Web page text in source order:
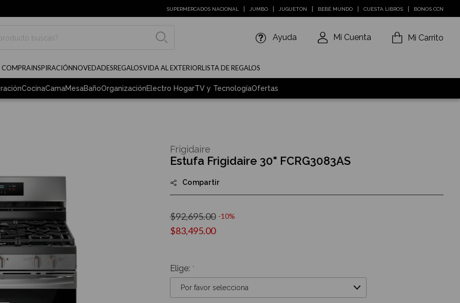
SUPERMERCADOS NACIONAL JUMBO JUGUETÓN BEBÉ MUNDO CUESTA LIBROS BONOS CCN
Ayuda Mi Cuenta Mi Carrito
COMPRAINSPIRACIÓNNOVEDADESREGALOSVIDA AL EXTERIORLISTA DE REGALOS
CocinaCamaMesaBañoOrganizaciónElectro HogarTV y TecnologíaOfertas
Estufa Frigidaire 30" FCRG3083AS
Compartir
$83,495.00
$92,695.00 -10%
Elige:
Frigidaire